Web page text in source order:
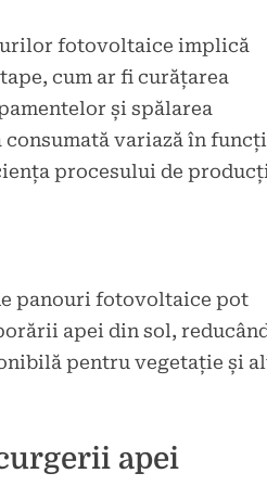
fotovoltaice implică
cum ar fi curățarea
și spălarea
variază în
procesului de
panouri fotovoltaice pot
apei din sol,
pentru vegetație și
apei